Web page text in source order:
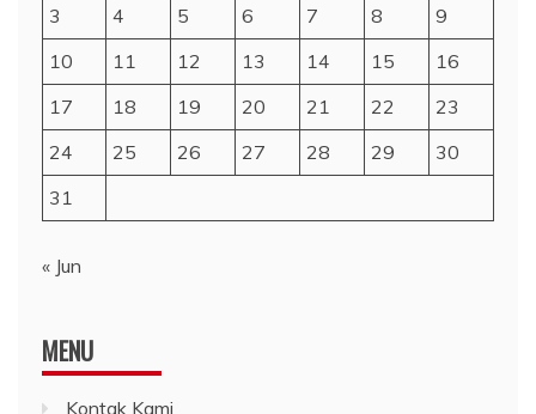
3
4 5 6 7 8
9
10
11 12 13 14 15
16
17
18 19 20 21 22
23
24
25 26 27 28 29
30
31
« Jun
MENU
Kontak Kami